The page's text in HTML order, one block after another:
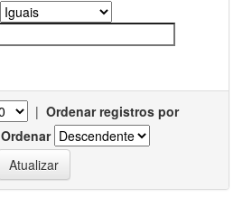
| Ordenar registros por
Ordenar